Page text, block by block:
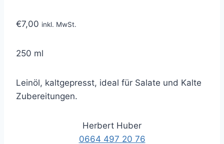
€7,00 inkl. MwSt.
250 ml
Leinöl, kaltgepresst, ideal für Salate und Kalte
Zubereitungen.
Herbert Huber
0664 497 20 76